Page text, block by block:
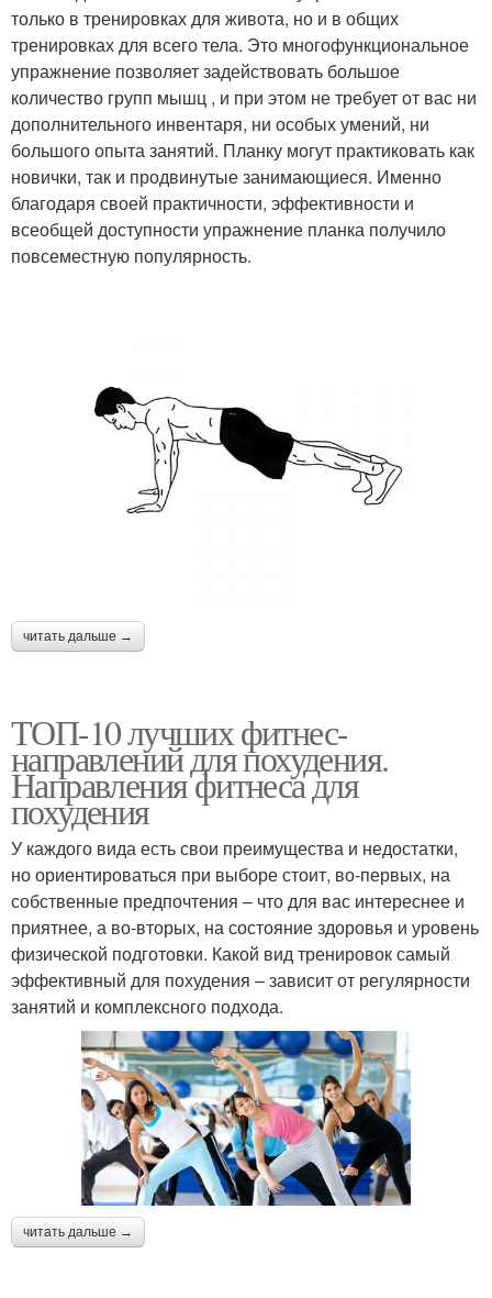
только в тренировках для живота, но и в общих
тренировках для всего тела. Это многофункциональное
упражнение позволяет задействовать большое
количество групп мышц , и при этом не требует от вас ни
дополнительного инвентаря, ни особых умений, ни
большого опыта занятий. Планку могут практиковать как
новички, так и продвинутые занимающиеся. Именно
благодаря своей практичности, эффективности и
всеобщей доступности упражнение планка получило
повсеместную популярность.
читать дальше →
ТОП-10 лучших фитнес-
направлений для похудения.
Направления фитнеса для
похудения
У каждого вида есть свои преимущества и недостатки,
но ориентироваться при выборе стоит, во-первых, на
собственные предпочтения – что для вас интереснее и
приятнее, а во-вторых, на состояние здоровья и уровень
физической подготовки. Какой вид тренировок самый
эффективный для похудения – зависит от регулярности
занятий и комплексного подхода.
читать дальше →